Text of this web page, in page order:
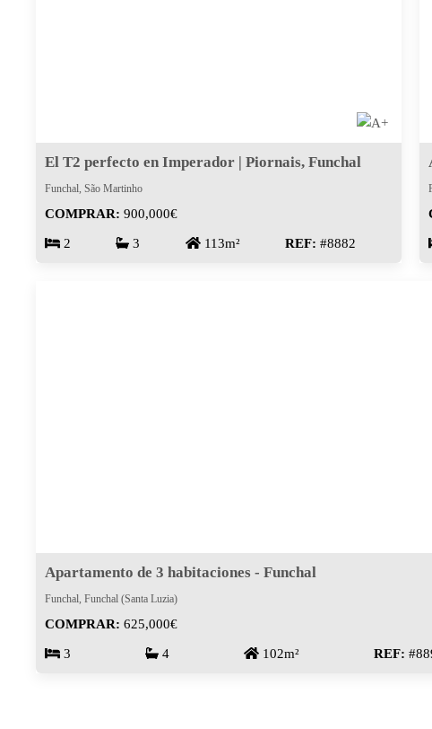
El T2 perfecto en Imperador | Piornais, Funchal
Funchal, São Martinho
COMPRAR: 900,000€
2 3 113m² REF: #8882
Apartamento de 3 habitaciones - Funchal
Funchal, Funchal (Santa Luzia)
COMPRAR: 625,000€
3 4 102m² REF: